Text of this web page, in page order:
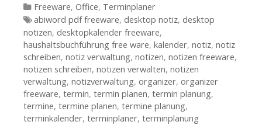
Kategorien
Freeware, Office, Terminplaner
Tags
abiword pdf freeware, desktop notiz, desktop
notizen, desktopkalender freeware,
haushaltsbuchführung free ware, kalender, notiz, notiz
schreiben, notiz verwaltung, notizen, notizen freeware,
notizen schreiben, notizen verwalten, notizen
verwaltung, notizverwaltung, organizer, organizer
freeware, termin, termin planen, termin planung,
termine, termine planen, termine planung,
terminkalender, terminplaner, terminplanung